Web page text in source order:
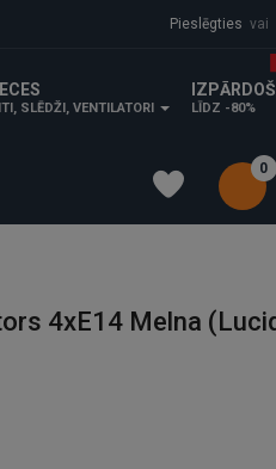
Pieslēgties vai
SLĒDŽI, VENTILATORI LĪDZ -80%
0
4xE14 Melna